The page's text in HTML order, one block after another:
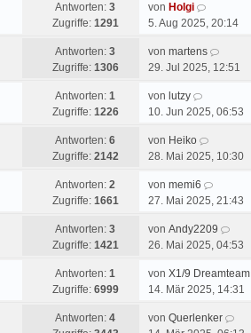
Antworten: 3
Zugriffe: 1291
von Holgi
5. Aug 2025, 20:14
Antworten: 3
Zugriffe: 1306
von martens
29. Jul 2025, 12:51
Antworten: 1
Zugriffe: 1226
von lutzy
10. Jun 2025, 06:53
Antworten: 6
Zugriffe: 2142
von Heiko
28. Mai 2025, 10:30
Antworten: 2
Zugriffe: 1661
von memi6
27. Mai 2025, 21:43
Antworten: 3
Zugriffe: 1421
von Andy2209
26. Mai 2025, 04:53
Antworten: 1
Zugriffe: 6999
von X1/9 Dreamteam
14. Mär 2025, 14:31
Antworten: 4
von Querlenker